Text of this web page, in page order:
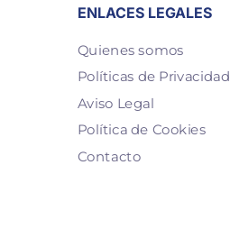
ENLACES LEGALES
Quienes somos
Políticas de Privacidad
Aviso Legal
Política de Cookies
Contacto